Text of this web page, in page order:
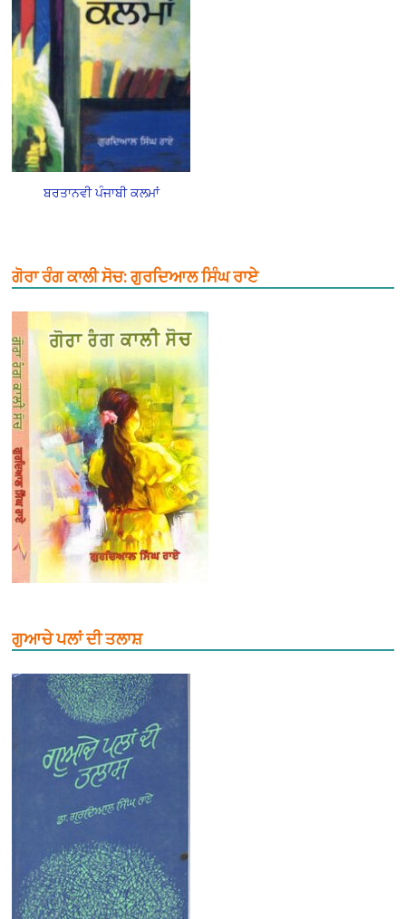
ਬਰਤਾਨਵੀ ਪੰਜਾਬੀ ਕਲਮਾਂ
ਗੋਰਾ ਰੰਗ ਕਾਲੀ ਸੋਚ: ਗੁਰਦਿਆਲ ਸਿੰਘ ਰਾਏ
ਗੁਆਚੇ ਪਲਾਂ ਦੀ ਤਲਾਸ਼